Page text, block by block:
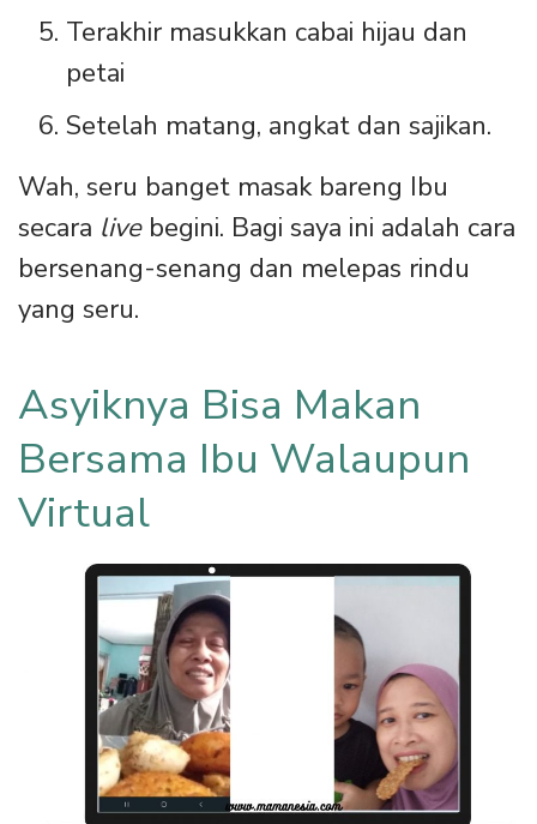
Terakhir masukkan cabai hijau dan
petai
Setelah matang, angkat dan sajikan.
Wah, seru banget masak bareng Ibu
secara livebegini. Bagi saya ini adalah cara
bersenang-senang dan melepas rindu
yang seru.
Asyiknya Bisa Makan
Bersama Ibu Walaupun
Virtual